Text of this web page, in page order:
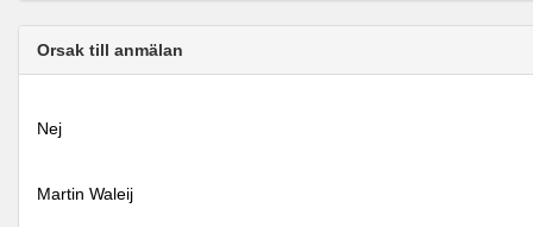
Orsak till anmälan
Nej
Martin Waleij